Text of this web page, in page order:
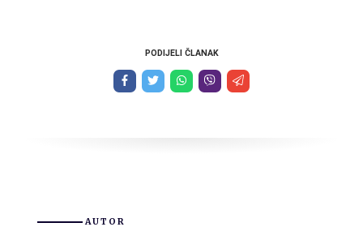
PODIJELI ČLANAK
AUTOR